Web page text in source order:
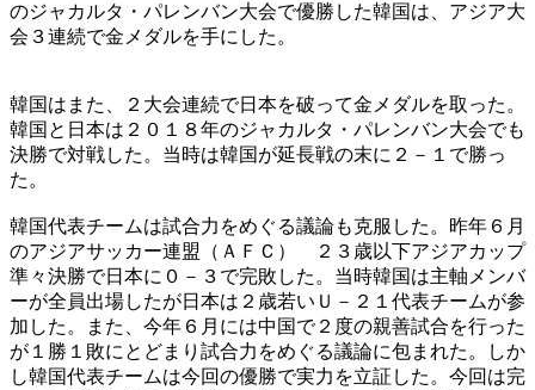
のジャカルタ・パレンバン大会で優勝した韓国は、アジア大
会３連続で金メダルを手にした。
韓国はまた、２大会連続で日本を破って金メダルを取った。
韓国と日本は２０１８年のジャカルタ・パレンバン大会でも
決勝で対戦した。当時は韓国が延長戦の末に２－１で勝っ
た。
韓国代表チームは試合力をめぐる議論も克服した。昨年６月
のアジアサッカー連盟（ＡＦＣ） ２３歳以下アジアカップ
準々決勝で日本に０－３で完敗した。当時韓国は主軸メンバ
ーが全員出場したが日本は２歳若いＵ－２１代表チームが参
加した。また、今年６月には中国で２度の親善試合を行った
が１勝１敗にとどまり試合力をめぐる議論に包まれた。しか
し韓国代表チームは今回の優勝で実力を立証した。今回は完